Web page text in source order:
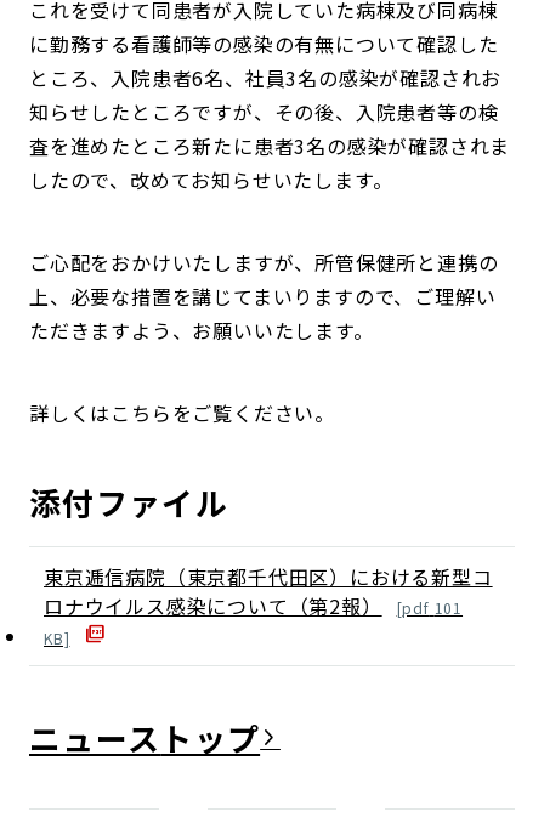
これを受けて同患者が入院していた病棟及び同病棟
に勤務する看護師等の感染の有無について確認した
ところ、入院患者6名、社員3名の感染が確認されお
知らせしたところですが、その後、入院患者等の検
査を進めたところ新たに患者3名の感染が確認されま
したので、改めてお知らせいたします。
ご心配をおかけいたしますが、所管保健所と連携の
上、必要な措置を講じてまいりますので、ご理解い
ただきますよう、お願いいたします。
詳しくはこちらをご覧ください。
添付ファイル
東京逓信病院（東京都千代田区）における新型コ
ロナウイルス感染について（第2報）
[pdf 101
KB]
ニュース